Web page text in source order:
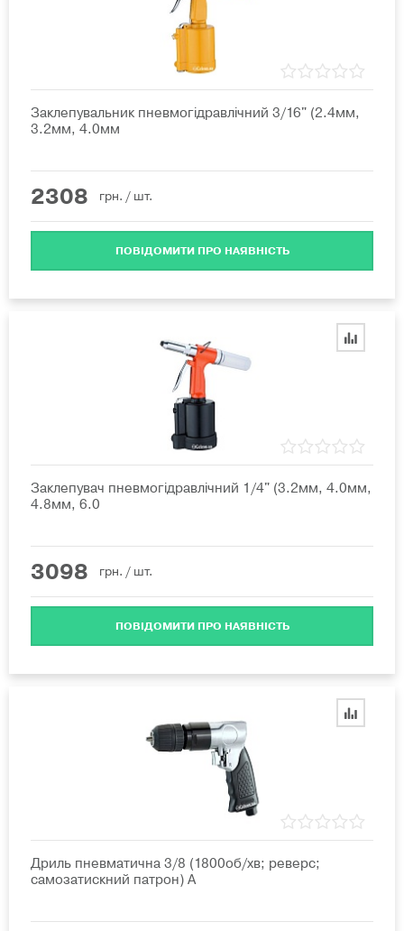
Заклепувальник пневмогідравлічний 3/16" (2.4мм,
3.2мм, 4.0мм
2308 грн. / шт.
ПОВІДОМИТИ ПРО НАЯВНІСТЬ
Заклепувач пневмогідравлічний 1/4" (3.2мм, 4.0мм,
4.8мм, 6.0
3098 грн. / шт.
ПОВІДОМИТИ ПРО НАЯВНІСТЬ
Дриль пневматична 3/8 (1800об/хв; реверс;
самозатискний патрон) A